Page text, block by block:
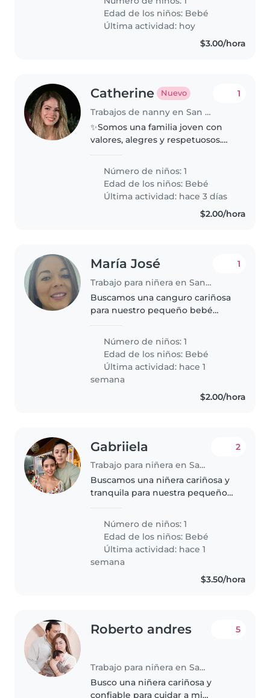
ofrecer una oportunidad de
largo plazo. Buscamos alguien
que..
Edad de los niños: Bebé
Última actividad: hoy
$3.00/hora
Catherine Nuevo
Trabajos de nanny en San Salvador
1
✨Somos una familia joven con
valores, alegres y respetuosos.
dos adultos (mamá y papá) un
bebe de 6 meses y un perrito
pequeño. Queremos tener una..
Número de niños: 1
Edad de los niños: Bebé
Última actividad: hace 3 días
$2.00/hora
María José
Trabajo para niñera en San Salvador
1
Buscamos una canguro cariñosa
para nuestro pequeño bebé
algunas labores del hogar con
total confianza. ¿Tienes
experiencia..
Número de niños: 1
Edad de los niños: Bebé
Última actividad: hace 1
semana
$2.00/hora
Gabriiela
Trabajo para niñera en San Salvador
2
Buscamos una niñera cariñosa y
tranquila para nuestra pequeño
calmados y amigables.
Preferimos que sea responsable
y con experiencia en bebés.
Número de niños: 1
Edad de los niños: Bebé
Última actividad: hace 1
semana
$3.50/hora
Roberto andres
Trabajo para niñera en San Salvador
5
Busco una niñera cariñosa y
confiable para cuidar a mi